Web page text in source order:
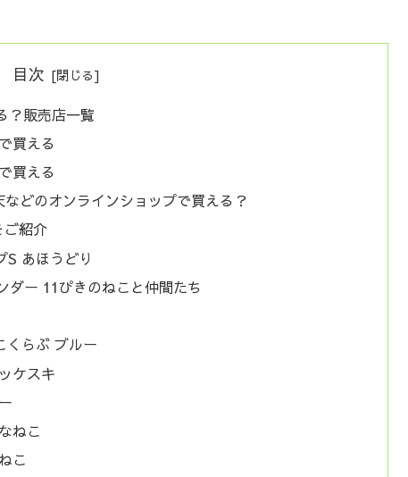
目次
？販売店一覧
買える
買える
どのオンラインショップで買える？
ご紹介
S あほうどり
ダー 11ぴきのねこと仲間たち
くらぶ ブルー
ケスキ
ねこ
こ